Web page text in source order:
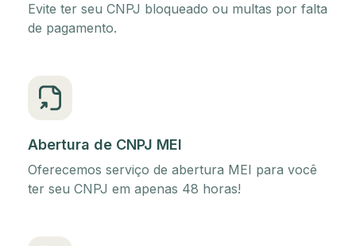
Evite ter seu CNPJ bloqueado ou multas por falta
de pagamento.
Abertura de CNPJ MEI
Oferecemos serviço de abertura MEI para você
ter seu CNPJ em apenas 48 horas!